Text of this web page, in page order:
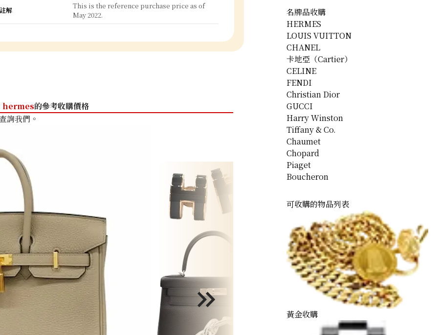
註解
This is the reference purchase price as of
May 2022.
hermes的參考收購價格
詢我們。
名牌品收購
HERMES
LOUIS VUITTON
CHANEL
卡地亞（Cartier）
CELINE
FENDI
Christian Dior
GUCCI
Harry Winston
Tiffany & Co.
Chaumet
Chopard
Piaget
Boucheron
可收購的物品列表
黃金收購